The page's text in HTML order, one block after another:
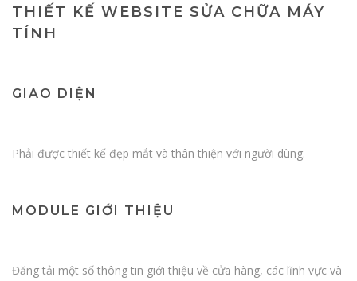
THIẾT KẾ WEBSITE SỬA CHỮA MÁY
TÍNH
GIAO DIỆN
Phải được thiết kế đẹp mắt và thân thiện với người dùng.
MODULE GIỚI THIỆU
Đăng tải một số thông tin giới thiệu về cửa hàng, các lĩnh vực và